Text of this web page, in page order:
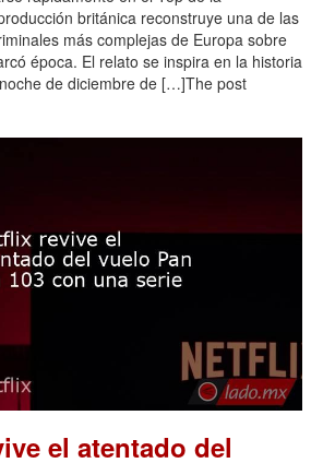
británica reconstruye una de las
más complejas de Europa sobre
época. El relato se inspira en la historia
de diciembre de […]The post
el atentado del